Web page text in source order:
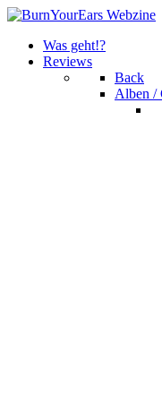
Was geht!?
Reviews
Back
Alben /